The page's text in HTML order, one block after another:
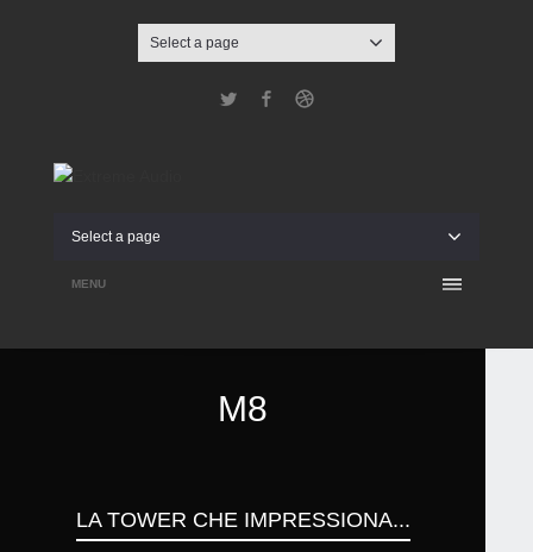
Select a page
Twitter Facebook
Select a page
MENU
M8
LA TOWER CHE IMPRESSIONA...